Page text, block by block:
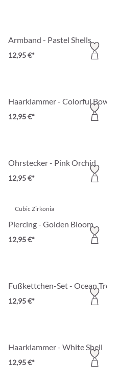
Armband - Pastel Shells
12,95 €*
Haarklammer - Colorful Bow
12,95 €*
Ohrstecker - Pink Orchid
12,95 €*
Cubic Zirkonia
Piercing - Golden Bloom
12,95 €*
Fußkettchen-Set - Ocean
12,95 €*
Haarklammer - White Shell
12,95 €*